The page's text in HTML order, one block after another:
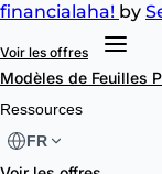
financialaha! by
Voir les offres
Modèles de Feuilles
Ressources
FR